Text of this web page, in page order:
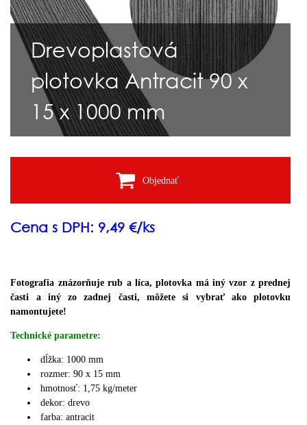
Drevoplastová
plotovka Antracit 90 x
15 x 1000 mm
Objednať
Cena s DPH: 9,49 €/ks
Fotografia znázorňuje rub a líca, plotovka má iný vzor z prednej
časti a iný zo zadnej časti, môžete si vybrať ako plotovku
namontujete!
Technické parametre:
dĺžka: 1000 mm
rozmer: 90 x 15 mm
hmotnosť: 1,75 kg/meter
dekor: drevo
farba: antracit